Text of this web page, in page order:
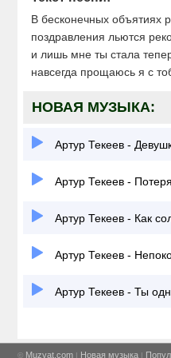
В бесконечных объятиях
поздравления льются
и лишь мне ты стала
навсегда прощаюсь я с
НОВАЯ МУЗЫКА:
Артур Текеев -
Артур Текеев -
Артур Текеев - Как
Артур Текеев -
Артур Текеев - Ты
© Muzvat.com | Новая музыка |